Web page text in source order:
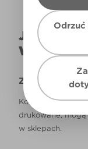
JAK
Zastrzeżenie
Kolory, które są
drukowane,
w sklepach.